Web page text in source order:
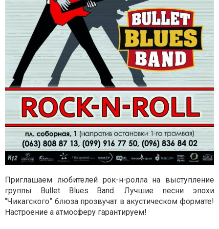
Приглашаем любителей рок-н-ролла на выступление
группы Bullet Blues Band. Лучшие песни эпохи
“Чикагского” блюза прозвучат в акустическом формате!
Настроение а атмосферу гарантируем!